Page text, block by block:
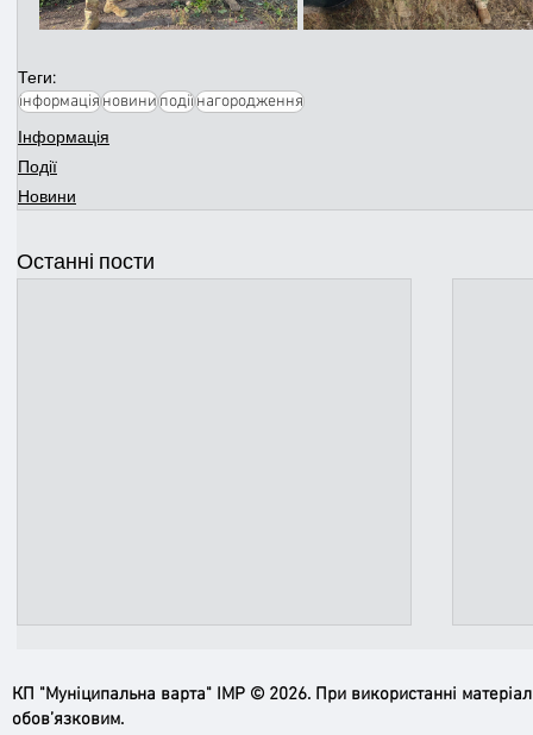
Теги:
інформаціяновиниподіїнагородження
Інформація
Події
Новини
Останні пости
КП "Муніципальна варта" ІМР © 2026. При використанні
обов’язковим.